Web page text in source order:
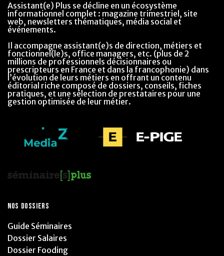
Assistant(e) Plus se décline en un écosystème
informationnel complet : magazine trimestriel, site
web, newsletters thématiques, média social et
événements.
Il accompagne assistant(e)s de direction, métiers et
fonctionnel(le)s, office managers, etc. (plus de 2
millions de professionnels décisionnaires ou
prescripteurs en France et dans la francophonie) dans
l’évolution de leurs métiers en offrant un contenu
éditorial riche composé de dossiers, conseils, fiches
pratiques, et une sélection de prestataires pour une
gestion optimisée de leur métier.
NOS DOSSIERS
Guide Séminaires
Dossier Salaires
Dossier Fooding